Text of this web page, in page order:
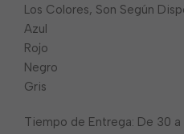
Los Colores, Son Según
Azul
Rojo
Negro
Gris
Tiempo de Entrega: De 30